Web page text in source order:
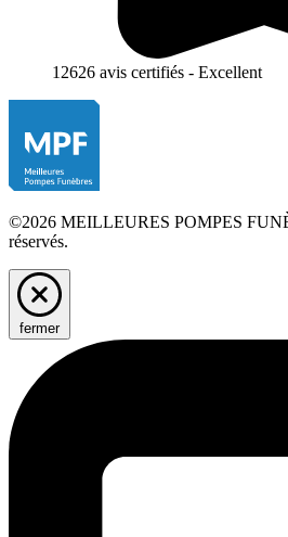
12626 avis certifiés - Excellent
©2026 MEILLEURES POMPES
réservés.
fermer